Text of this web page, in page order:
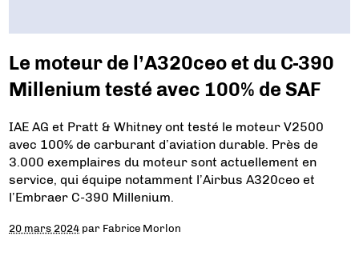
Le moteur de l’A320ceo et du C-390
Millenium testé avec 100% de SAF
IAE AG et Pratt & Whitney ont testé le moteur V2500
avec 100% de carburant d’aviation durable. Près de
3.000 exemplaires du moteur sont actuellement en
service, qui équipe notamment l’Airbus A320ceo et
l’Embraer C-390 Millenium.
20 mars 2024 par Fabrice Morlon